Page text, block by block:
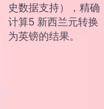
史数据支持），精确
计算5 新西兰元转换
为英镑的结果。